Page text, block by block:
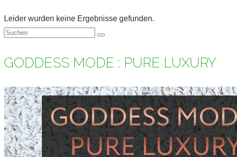
Leider wurden keine Ergebnisse gefunden.
Suchen
GODDESS MODE : PURE LUXURY